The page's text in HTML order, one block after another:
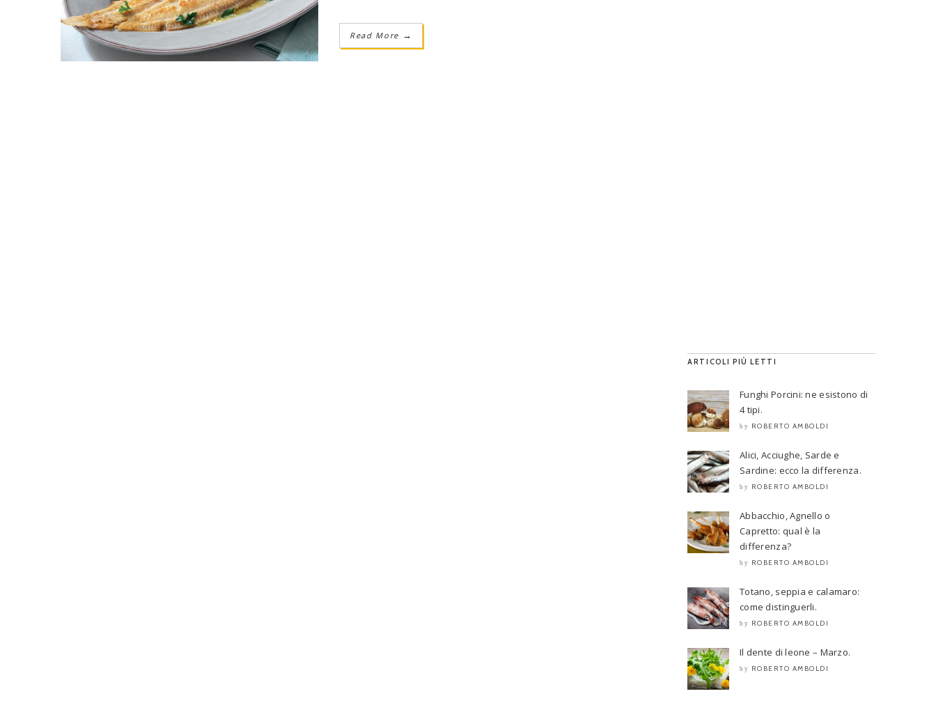
Read More →
ARTICOLI PIÙ LETTI
Funghi Porcini: ne esistono di
4 tipi.
by ROBERTO AMBOLDI
Alici, Acciughe, Sarde e
Sardine: ecco la differenza.
by ROBERTO AMBOLDI
Abbacchio, Agnello o
Capretto: qual è la
differenza?
by ROBERTO AMBOLDI
Totano, seppia e calamaro:
come distinguerli.
by ROBERTO AMBOLDI
Il dente di leone – Marzo.
by ROBERTO AMBOLDI